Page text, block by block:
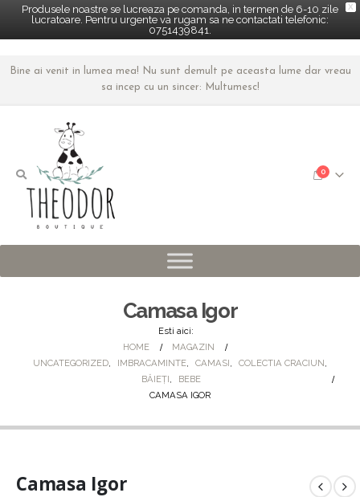
X
Produsele noastre se lucreaza pe comanda, in termen de 6-10 zile
lucratoare. Pentru urgente va rugam sa ne contactati telefonic:
0751439841.
Bine ai venit in lumea mea! Nu sunt demult pe aceasta lume dar vreau
sa incep cu un sincer: Multumesc!
0
Camasa Igor
Esti aici:
HOME
MAGAZIN
UNCATEGORIZED, IMBRACAMINTE, CAMASI, COLECTIA CRACIUN,
BĂIEȚI,
BEBE
CAMASA IGOR
Camasa Igor